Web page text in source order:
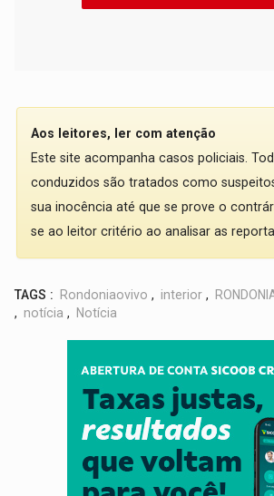
Aos leitores, ler com atenção
Este site acompanha casos policiais.
conduzidos são tratados como
sua inocência até que se prove o
se ao leitor critério ao analisar as
TAGS : Rondoniaovivo , interior ,
, notícia , Notícia